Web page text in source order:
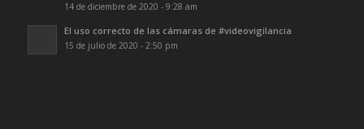
14 de diciembre de 2020 - 9:28 am
El uso correcto de las cámaras de #videovigilancia
15 de julio de 2020 - 2:50 pm